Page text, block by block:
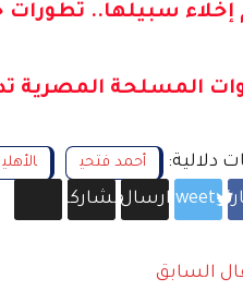
إخلاء سبيلها..
المسلحة المصرية تداهم
دلالية: أحمد فتحي الأهلي
Tweetارسالمشاركة
السابق